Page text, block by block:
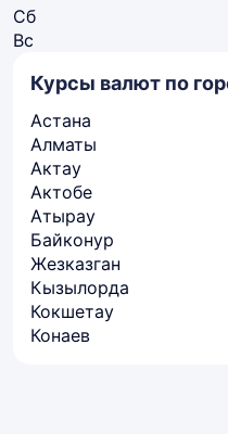
Сб
Вс
Курсы валют по
Астана
Алматы
Актау
Актобе
Атырау
Байконур
Жезказган
Кызылорда
Кокшетау
Конаев